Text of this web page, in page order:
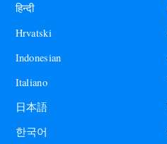
हिन्दी
Hrvatski
Indonesian
Italiano
日本語
한국어